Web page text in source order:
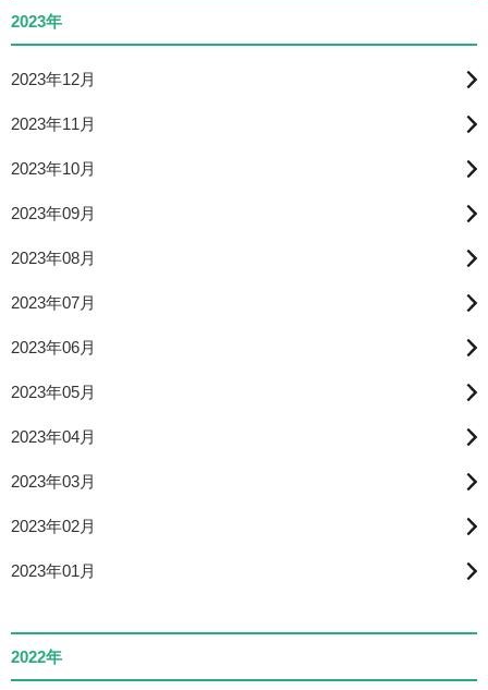
2023年
2023年12月
2023年11月
2023年10月
2023年09月
2023年08月
2023年07月
2023年06月
2023年05月
2023年04月
2023年03月
2023年02月
2023年01月
2022年